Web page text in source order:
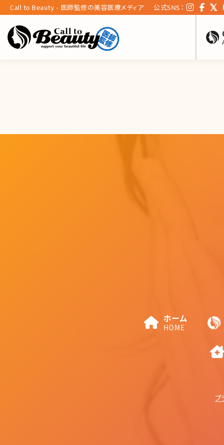
Call to Beauty - 医師監修の美容医療メディア 公式SNS：
ホーム
HOME
プ